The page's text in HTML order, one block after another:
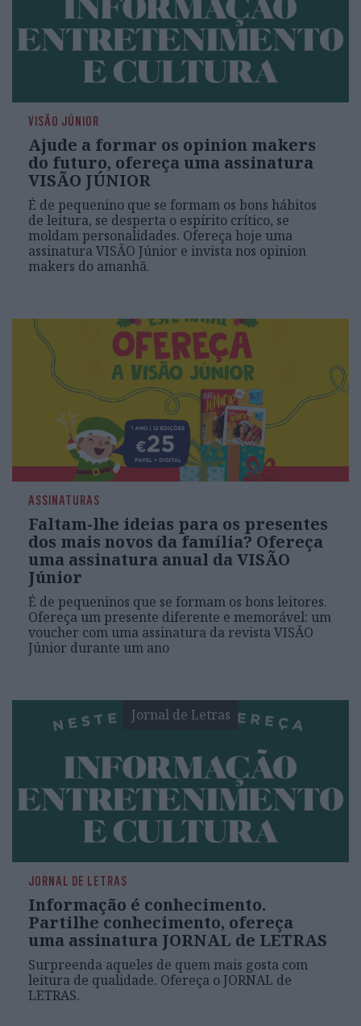
VISÃO JÚNIOR
Ajude a formar os opinion makers
do futuro, ofereça uma assinatura
VISÃO JÚNIOR
É de pequenino que se formam os bons hábitos
de leitura, se desperta o espírito crítico, se
moldam personalidades. Ofereça hoje uma
assinatura VISÃO Júnior e invista nos opinion
makers do amanhã.
ASSINATURAS
Faltam-lhe ideias para os presentes
dos mais novos da família? Ofereça
uma assinatura anual da VISÃO
Júnior
É de pequeninos que se formam os bons leitores.
Ofereça um presente diferente e memorável: um
voucher com uma assinatura da revista VISÃO
Júnior durante um ano
Jornal de Letras
JORNAL DE LETRAS
Informação é conhecimento.
Partilhe conhecimento, ofereça
uma assinatura JORNAL de LETRAS
Surpreenda aqueles de quem mais gosta com
leitura de qualidade. Ofereça o JORNAL de
LETRAS.